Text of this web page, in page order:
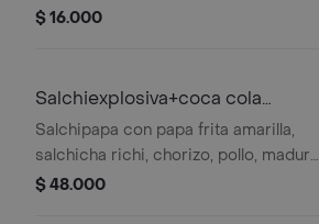
la casa. + gaseosa
$ 16.000
Salchiexplosiva+coca cola
original 1.5
Salchipapa con papa frita amarilla,
salchicha richi, chorizo, pollo, maduro,
tocineta, maíz, ripio, carne
$ 48.000